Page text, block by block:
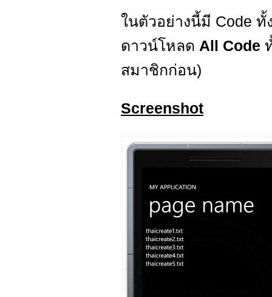
ในตัวอย่างนี้มี Code
ดาวน์โหลด All Code
สมาชิกก่อน)
Screenshot